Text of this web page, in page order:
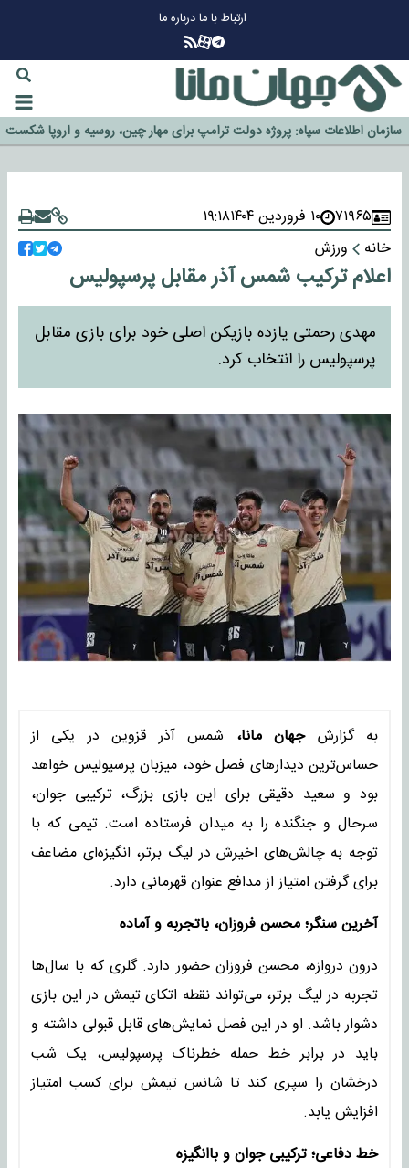
ارتباط با مادرباره ما
گزینه جدایی اوسمار روی میز مدیران پرسپولیس
آیا رئیس جمهور آمریکا قانون را دور می‌زند؟
اخراج رسمی چهره نامدار از پرسپولیس
سازمان اطلاعات سپاه: پروژه دولت ترامپ برای مهار چین، روسیه و اروپا شکست
خورد
۷۱۹۶۵ ۱۰ فروردین ۱۴۰۴
۱۹:۱۸
خانه
ورزش
اعلام ترکیب شمس آذر مقابل پرسپولیس
مهدی رحمتی یازده بازیکن اصلی خود برای بازی مقابل
پرسپولیس را انتخاب کرد.
به گزارشجهان مانا، شمس آذر قزوین در یکی از
حساس‌ترین دیدارهای فصل خود، میزبان پرسپولیس خواهد
بود و سعید دقیقی برای این بازی بزرگ، ترکیبی جوان،
سرحال و جنگنده را به میدان فرستاده است. تیمی که با
توجه به چالش‌های اخیرش در لیگ برتر، انگیزه‌ای مضاعف
برای گرفتن امتیاز از مدافع عنوان قهرمانی دارد.
آخرین سنگر؛ محسن فروزان، باتجربه و آماده
درون دروازه، محسن فروزان حضور دارد. گلری که با سال‌ها
تجربه در لیگ برتر، می‌تواند نقطه اتکای تیمش در این بازی
دشوار باشد. او در این فصل نمایش‌های قابل قبولی داشته و
باید در برابر خط حمله خطرناک پرسپولیس، یک شب
درخشان را سپری کند تا شانس تیمش برای کسب امتیاز
افزایش یابد.
خط دفاعی؛ ترکیبی جوان و باانگیزه